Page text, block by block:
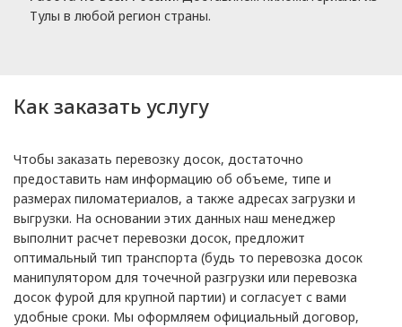
Тулы в любой регион страны.
Как заказать услугу
Чтобы заказать перевозку досок, достаточно
предоставить нам информацию об объеме, типе и
размерах пиломатериалов, а также адресах загрузки и
выгрузки. На основании этих данных наш менеджер
выполнит расчет перевозки досок, предложит
оптимальный тип транспорта (будь то перевозка досок
манипулятором для точечной разгрузки или перевозка
досок фурой для крупной партии) и согласует с вами
удобные сроки. Мы оформляем официальный договор,